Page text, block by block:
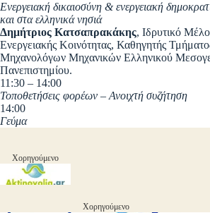
Ενεργειακή δικαιοσύνη & ενεργειακή
και στα ελληνικά νησιά
Δημήτριος Κατσαπρακάκης, Ιδρυτικό
Ενεργειακής Κοινότητας, Καθηγητής
Μηχανολόγων Μηχανικών Ελληνικού
Πανεπιστημίου.
11:30 – 14:00
Τοποθετήσεις φορέων – Ανοιχτή συζήτηση
14:00
Γεύμα
Χορηγούμενο
Χορηγούμενο